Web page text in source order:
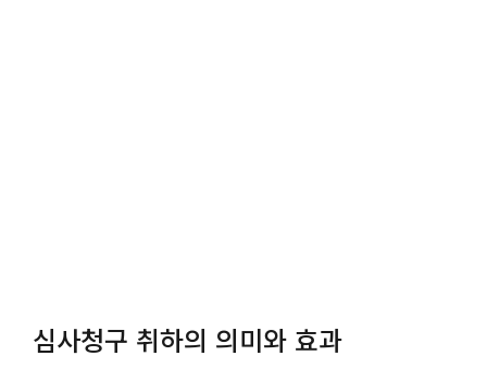
심사청구 취하의 의미와 효과